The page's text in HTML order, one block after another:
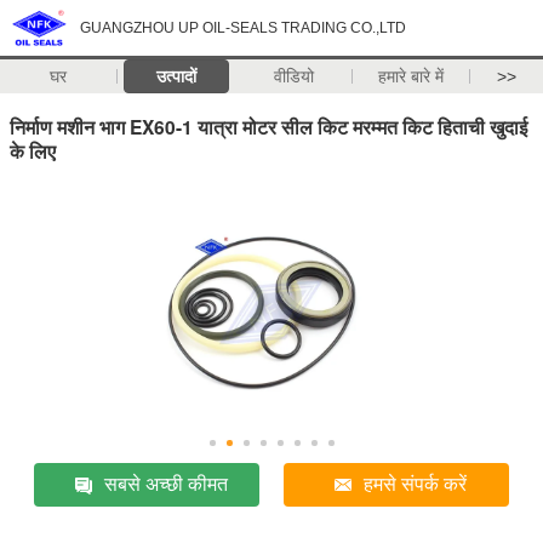
GUANGZHOU UP OIL-SEALS TRADING CO.,LTD
घर उत्पादों वीडियो हमारे बारे में >>
निर्माण मशीन भाग EX60-1 यात्रा मोटर सील किट मरम्मत किट हिताची खुदाई
के लिए
सबसे अच्छी कीमत हमसे संपर्क करें